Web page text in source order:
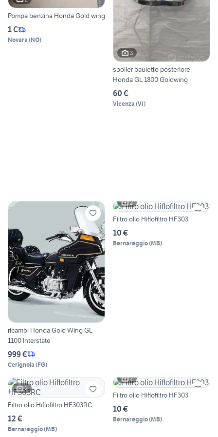
Pompa benzina Honda Gold wing
1 €
Novara (NO)
3
spoiler bauletto posteriore
Honda GL 1800 Goldwing
60 €
Vicenza (VI)
ricambi Honda Gold Wing GL
1100 Interstate
999 €
Cerignola (FG)
2
Filtro olio Hiflofiltro HF303
10 €
Bernareggio(MB)
2
Filtro olio Hiflofiltro HF303RC
12 €
Bernareggio(MB)
2
Filtro olio Hiflofiltro HF303
10 €
Bernareggio(MB)